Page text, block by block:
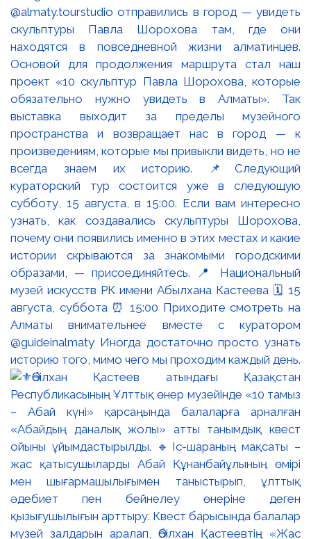
@almaty.tourstudio отправились в город — увидеть
скульптуры Павла Шорохова там, где они
находятся в повседневной жизни алматинцев.
Основой для продолжения маршрута стал наш
проект «10 скульптур Павла Шорохова, которые
обязательно нужно увидеть в Алматы». Так
выставка выходит за пределы музейного
пространства и возвращает нас в город — к
произведениям, которые мы привыкли видеть, но не
всегда знаем их историю. 📌Следующий
кураторский тур состоится уже в следующую
субботу, 15 августа, в 15:00. Если вам интересно
узнать, как создавались скульптуры Шорохова,
почему они появились именно в этих местах и какие
истории скрываются за знакомыми городскими
образами, — присоединяйтесь. 📍 Национальный
музей искусств РК имени Абылхана Кастеева 🗓 15
августа, суббота ⏰ 15:00 Приходите смотреть на
Алматы внимательнее вместе с куратором
@guideinalmaty Иногда достаточно просто узнать
историю того, мимо чего мы проходим каждый день.